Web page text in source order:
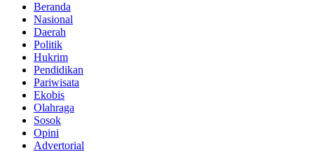
Beranda
Nasional
Daerah
Politik
Hukrim
Pendidikan
Pariwisata
Ekobis
Olahraga
Sosok
Opini
Advertorial